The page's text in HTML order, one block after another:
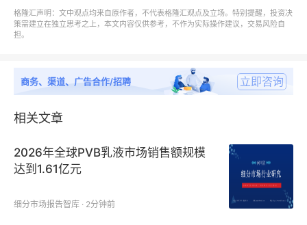
格隆汇声明：文中观点均来自原作者，不代表格隆汇观点及立场。特别提醒，投资决
策需建立在独立思考之上，本文内容仅供参考，不作为实际操作建议，交易风险自
担。
商务、渠道、广告合作/招聘 立即咨询
相关文章
2026年全球PVB乳液市场销售额规模
达到1.61亿元
细分市场报告智库 · 2分钟前